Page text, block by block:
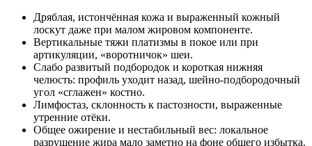
Дряблая, истончённая кожа и выраженный кожный
лоскут даже при малом жировом компоненте.
Вертикальные тяжи платизмы в покое или при
артикуляции, «воротничок» шеи.
Слабо развитый подбородок и короткая нижняя
челюсть: профиль уходит назад, шейно‑подбородочный
угол «сглажен» костно.
Лимфостаз, склонность к пастозности, выраженные
утренние отёки.
Общее ожирение и нестабильный вес: локальное
разрушение жира мало заметно на фоне общего избытка.